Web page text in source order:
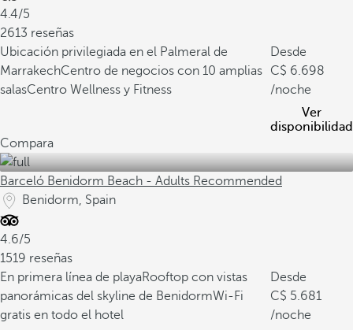
4.4/5
2613 reseñas
Ubicación privilegiada en el Palmeral de
MarrakechCentro de negocios con 10 amplias
salasCentro Wellness y Fitness
Desde
6.698
/noche
Ver
disponibilidad
Compara
Barceló Benidorm Beach - Adults Recommended
Benidorm, Spain
4.6/5
1519 reseñas
En primera línea de playaRooftop con vistas
panorámicas del skyline de BenidormWi-Fi
gratis en todo el hotel
Desde
5.681
/noche